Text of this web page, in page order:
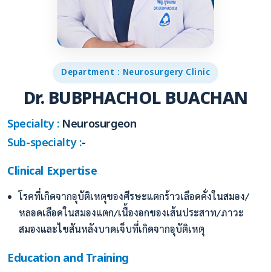
Department : Neurosurgery Clinic
Dr. BUBPHACHOL BUACHAN
Specialty : Neurosurgeon
Sub-specialty :-
Clinical Expertise
โรคที่เกิดจากอุบัติเหตุของศีรษะแตกร้าวเลือดคั่งในสมอง/
หลอดเลือดในสมองแตก/เนื้องอกของเส้นประสาท/ภาวะ
สมองและไขสันหลังบาดเจ็บที่เกิดจากอุบัติเหตุ
Education and Training